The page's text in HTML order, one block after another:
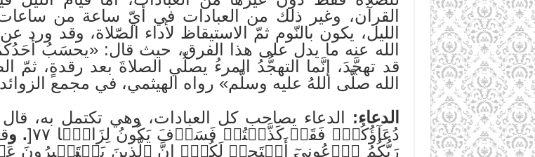
القرآن، وغير ذلك من العبادات في أيّ ساعة من ساعات
الليل، يكون بالنّوم ثمّ الاستيقاظ لأداء الصّلاة، وقد
الله عنه ما يدل على هذا الفرق، حيث قال: «يحسَبُ
قد تهجَّدَ، إنَّما التهجُّدُ المرءُ يصلِّي الصلاةَ بعد رقدةٍ،
الله صلَّى اللهُ عليه وسلَّم» رواه الهيثمي، في مجمع
الدعاء: الدعاء يصاحب كل العبادات، وهي تكتمل به،
دُعَآؤُكُمۡۖ فَقَدۡ كَذَّبۡتُمۡ فَسَوۡفَ يَكُونُ لِزَامَۢا ٧٧[
. و